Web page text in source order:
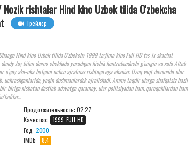
rishtalar Hind kino Uzbek tilida O'zbekcha
Трейлер
Hind kino Uzbek tilida O'zbekcha 1999 tarjima kino Full HD tas-ix skachat
Jay bilan doimo chekkada yuradigan kichik kontrabandachi g'amgin va xafa Aftab
aka-uka bo'lgani uchun ajralmas rishtaga ega ekanlar. Uzoq vaqt davomida ular
yaqin dushmanlardek ajralishadi. Ammo taqdir ularga shafqatsiz hazil
biriga nisbatan dastlab adovatga qaramay, ular politsiyadan ham, qaroqchilardan ham
Продолжительность:02:27
Качество:
1999, FULL HD
Год:2000
IMDb:
8.4